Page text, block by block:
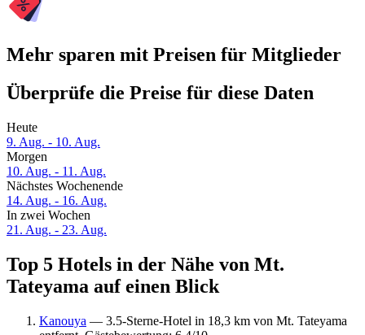
Mehr sparen mit Preisen für Mitglieder
Überprüfe die Preise für diese Daten
Heute
9. Aug. - 10. Aug.
Morgen
10. Aug. - 11. Aug.
Nächstes Wochenende
14. Aug. - 16. Aug.
In zwei Wochen
21. Aug. - 23. Aug.
Top 5 Hotels in der Nähe von Mt.
Tateyama auf einen Blick
Kanouya — 3.5-Sterne-Hotel in 18,3 km von Mt. Tateyama